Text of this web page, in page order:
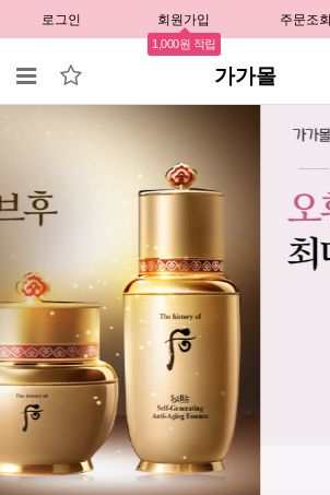
로그인 회원가입
1,000원 적립
주문조회
가가몰